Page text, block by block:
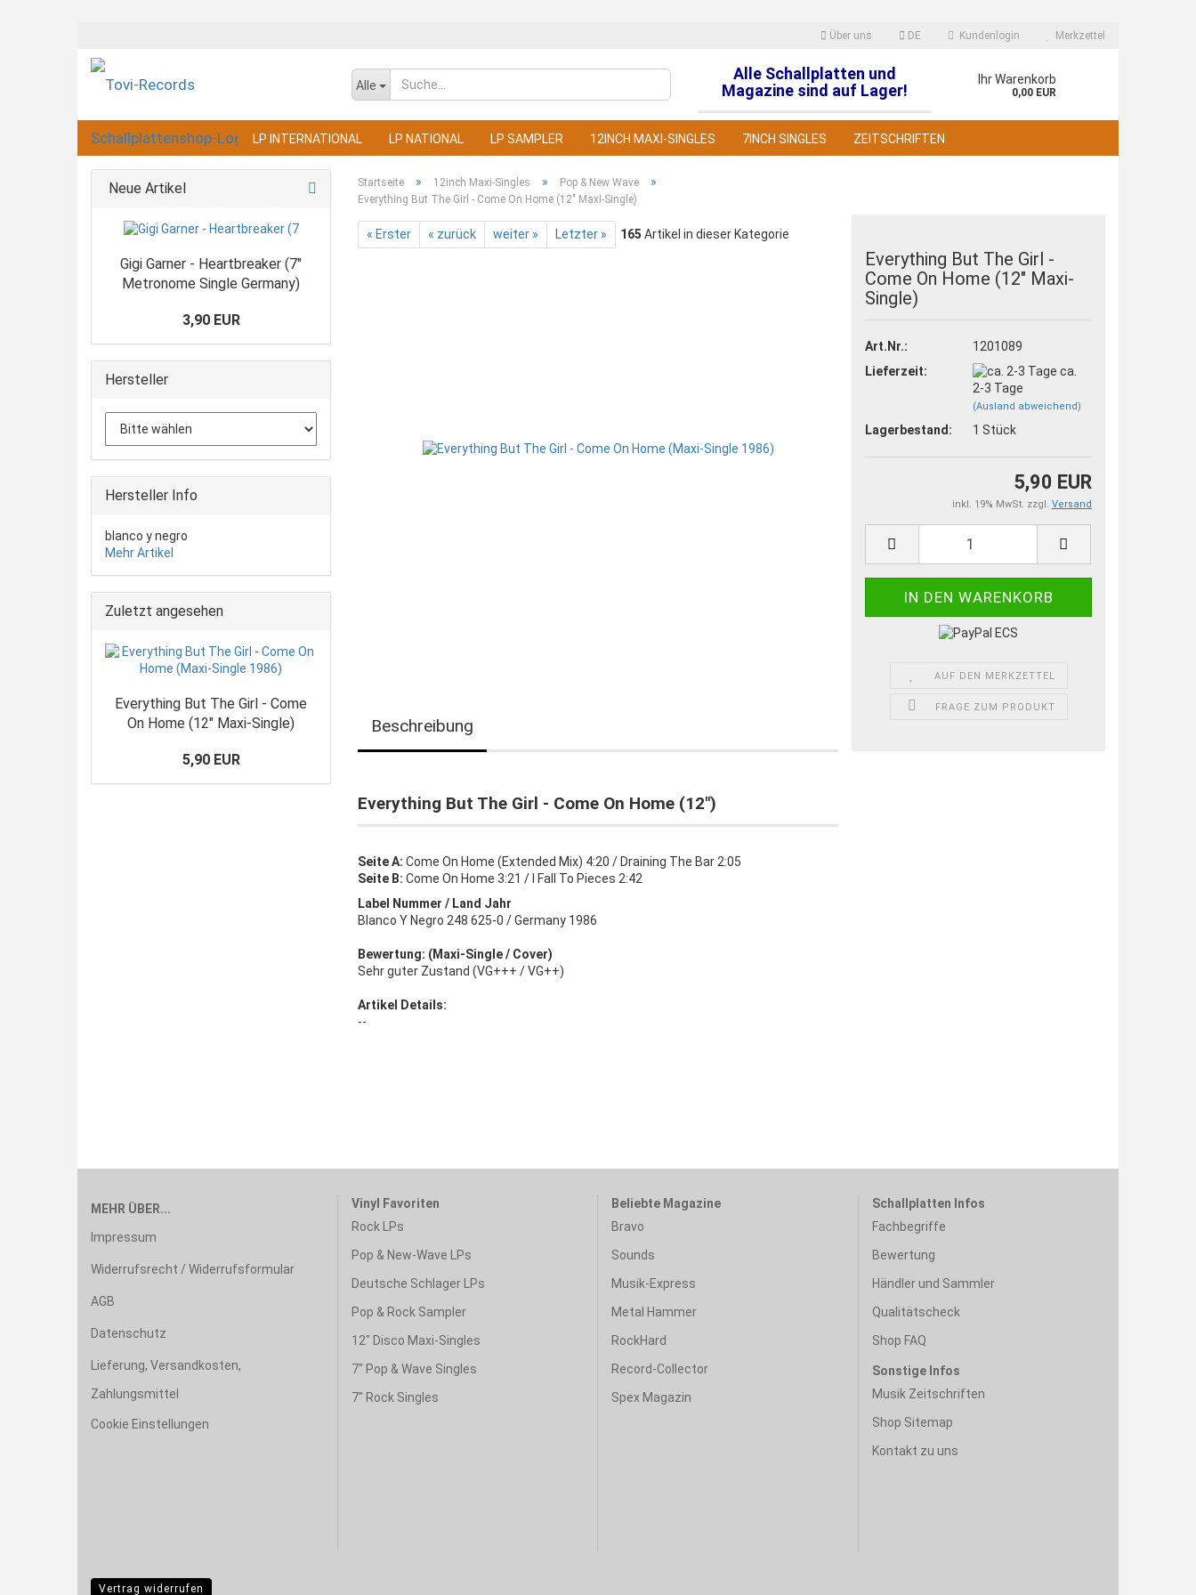
Über uns DE
Sprache auswählen
Kundenlogin
Passwort vergessen?
Merkzettel
Alle
Alle Schallplatten und
Magazine sind auf Lager!
Ihr Warenkorb
0,00 EUR
LP INTERNATIONAL LP NATIONAL LP SAMPLER 12INCH MAXI-SINGLES 7INCH SINGLES ZEITSCHRIFTEN
Startseite » 12inch Maxi-Singles » Pop & New Wave »
Everything But The Girl - Come On Home (12" Maxi-Single)
« Erster « zurück weiter » Letzter » 165 Artikel in dieser Kategorie
Everything But The Girl -
Come On Home (12" Maxi-
Single)
Art.Nr.:
1201089
Lieferzeit:
ca.
2-3 Tage
(Ausland abweichend)
Lagerbestand: 1Stück
5,90 EUR
inkl. 19% MwSt. zzgl. Versand
AUF DEN MERKZETTEL
FRAGE ZUM PRODUKT
Beschreibung
Everything But The Girl - Come On Home (12")
Seite A: Come On Home (Extended Mix) 4:20 / Draining The Bar 2:05
Seite B: Come On Home 3:21 / I Fall To Pieces 2:42
Label Nummer / Land Jahr
Blanco Y Negro 248 625-0 / Germany 1986
Bewertung: (Maxi-Single / Cover)
Sehr guter Zustand (VG+++ / VG++)
Artikel Details:
--
Neue Artikel
Gigi Garner - Heartbreaker (7"
Metronome Single Germany)
3,90 EUR
Hersteller
Hersteller Info
blanco y negro
Mehr Artikel
Zuletzt angesehen
Everything But The Girl - Come
On Home (12" Maxi-Single)
5,90 EUR
MEHR ÜBER...
Impressum
Widerrufsrecht / Widerrufsformular
AGB
Datenschutz
Lieferung, Versandkosten,
Zahlungsmittel
Cookie Einstellungen
Vinyl Favoriten
Rock LPs
Pop & New-Wave LPs
Deutsche Schlager LPs
Pop & Rock Sampler
12" Disco Maxi-Singles
7" Pop & Wave Singles
7" Rock Singles
Beliebte Magazine
Bravo
Sounds
Musik-Express
Metal Hammer
RockHard
Record-Collector
Spex Magazin
Schallplatten Infos
Fachbegriffe
Bewertung
Händler und Sammler
Qualitätscheck
Shop FAQ
Sonstige Infos
Musik Zeitschriften
Shop Sitemap
Kontakt zu uns
Vertrag widerrufen